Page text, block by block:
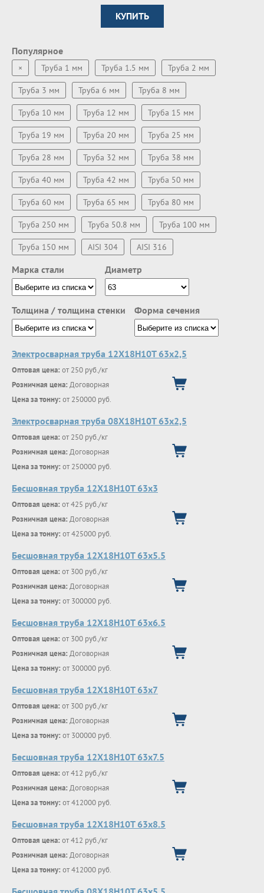
КУПИТЬ
Популярное
× Труба 1 мм Труба 1.5 мм Труба 2 мм
Труба 3 мм Труба 6 мм Труба 8 мм
Труба 10 мм Труба 12 мм Труба 15 мм
Труба 19 мм Труба 20 мм Труба 25 мм
Труба 28 мм Труба 32 мм Труба 38 мм
Труба 40 мм Труба 42 мм Труба 50 мм
Труба 60 мм Труба 65 мм Труба 80 мм
Труба 250 мм Труба 50.8 мм Труба 100 мм
Труба 150 мм AISI 304 AISI 316
Марка стали Диаметр
Толщина / толщина стенки Форма сечения
Электросварная труба 12Х18Н10Т 63х2,5
Оптовая цена: от 250 руб./кг
Розничная цена: Договорная
Цена за тонну: от 250000 руб.
Электросварная труба 08Х18Н10Т 63х2,5
Оптовая цена: от 250 руб./кг
Розничная цена: Договорная
Цена за тонну: от 250000 руб.
Бесшовная труба 12Х18Н10Т 63х3
Оптовая цена: от 425 руб./кг
Розничная цена: Договорная
Цена за тонну: от 425000 руб.
Бесшовная труба 12Х18Н10Т 63х5.5
Оптовая цена: от 300 руб./кг
Розничная цена: Договорная
Цена за тонну: от 300000 руб.
Бесшовная труба 12Х18Н10Т 63х6.5
Оптовая цена: от 300 руб./кг
Розничная цена: Договорная
Цена за тонну: от 300000 руб.
Бесшовная труба 12Х18Н10Т 63х7
Оптовая цена: от 300 руб./кг
Розничная цена: Договорная
Цена за тонну: от 300000 руб.
Бесшовная труба 12Х18Н10Т 63х7.5
Оптовая цена: от 412 руб./кг
Розничная цена: Договорная
Цена за тонну: от 412000 руб.
Бесшовная труба 12Х18Н10Т 63х8.5
Оптовая цена: от 412 руб./кг
Розничная цена: Договорная
Цена за тонну: от 412000 руб.